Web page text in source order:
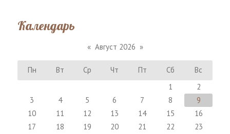
Календарь
« Август 2026 »
Пн Вт Ср Чт Пт Сб
Вс
1
2
3
4 5 6 7 8
9
10
11 12 13 14 15
16
17
18 19 20 21 22
23